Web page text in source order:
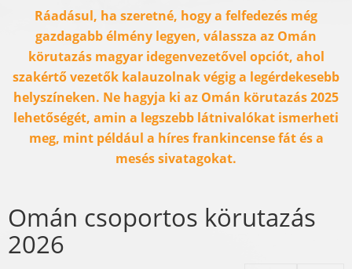
Ráadásul, ha szeretné, hogy a felfedezés még
gazdagabb élmény legyen, válassza az Omán
körutazás magyar idegenvezetővel opciót, ahol
szakértő vezetők kalauzolnak végig a legérdekesebb
helyszíneken. Ne hagyja ki az Omán körutazás 2025
lehetőségét, amin a legszebb látnivalókat ismerheti
meg, mint például a híres frankincense fát és a
mesés sivatagokat.
Omán csoportos körutazás
2026